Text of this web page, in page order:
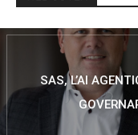
SAS, L’AI